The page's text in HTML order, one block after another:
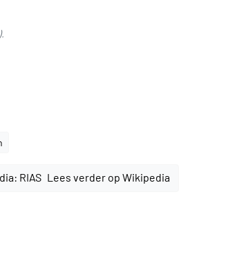
Lees verder op Wikipedia